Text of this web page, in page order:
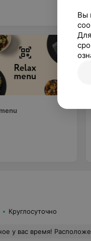
Круглосуточно
и приветливые. Всегда ответят на вопросы и помогут с любой проблемой. Горничные всегда интересуются, все ли есть в номере и нуждаемся ли в чем-то. Медсестры всех процедур внимательные , обо всем инструктируют и следят за состоянием во время выполнения процедуры. Отдельное
Вы